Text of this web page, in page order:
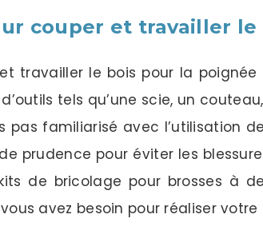
couper et travailler le
travailler le bois pour la
tels qu’une scie, un
pas familiarisé avec l’utilisation
prudence pour éviter les
de bricolage pour brosses à
avez besoin pour réaliser votre